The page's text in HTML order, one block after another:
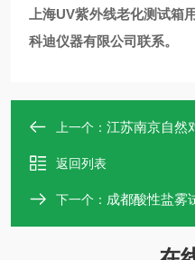
上海UV紫外线老化测试箱
科迪仪器有限公司联系。
上一个： 江苏南京自然
返回列表
下一个： 成都酸性盐雾